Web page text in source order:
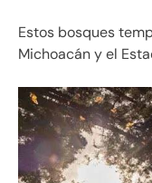
Estos bosques
Michoacán y el